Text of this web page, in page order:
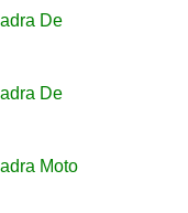
De
De
Moto